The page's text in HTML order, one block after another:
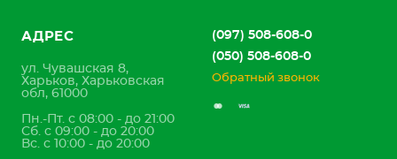
АДРЕС
ул. Чувашская 8,
Харьков, Харьковская
обл, 61000
Пн.-Пт. с 08:00 - до 21:00
Сб. с 09:00 - до 20:00
Вс. с 10:00 - до 20:00
(097) 508-608-0
(050) 508-608-0
Обратный звонок